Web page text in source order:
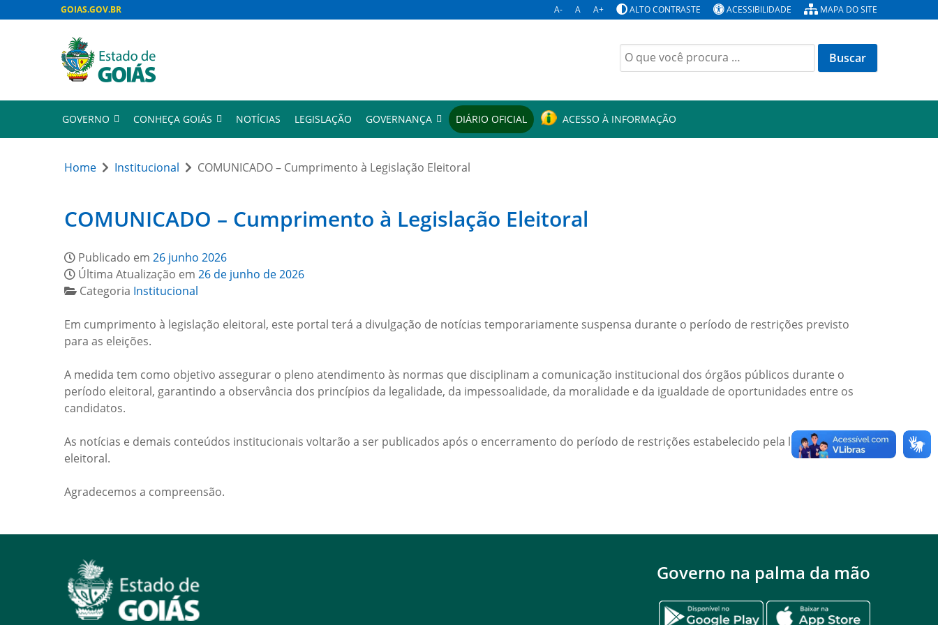
GOIAS.GOV.BR A- A A+ ALTO CONTRASTE ACESSIBILIDADE MAPA DO SITE
Buscar
por:
GOVERNO CONHEÇA GOIÁS NOTÍCIAS LEGISLAÇÃO GOVERNANÇA DIÁRIO OFICIAL ACESSO À INFORMAÇÃO
Home Institucional COMUNICADO – Cumprimento à Legislação Eleitoral
COMUNICADO – Cumprimento à Legislação Eleitoral
Publicado em 26 junho 2026
Última Atualização em 26 de junho de 2026
Categoria Institucional
Em cumprimento à legislação eleitoral, este portal terá a divulgação de notícias temporariamente suspensa durante o período de restrições previsto
para as eleições.
A medida tem como objetivo assegurar o pleno atendimento às normas que disciplinam a comunicação institucional dos órgãos públicos durante o
período eleitoral, garantindo a observância dos princípios da legalidade, da impessoalidade, da moralidade e da igualdade de oportunidades entre os
candidatos.
As notícias e demais conteúdos institucionais voltarão a ser publicados após o encerramento do período de restrições estabelecido pela legislação
eleitoral.
Agradecemos a compreensão.
Governo na palma da mão